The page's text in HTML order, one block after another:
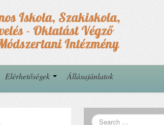
Elérhetőségek Állásajánlatok